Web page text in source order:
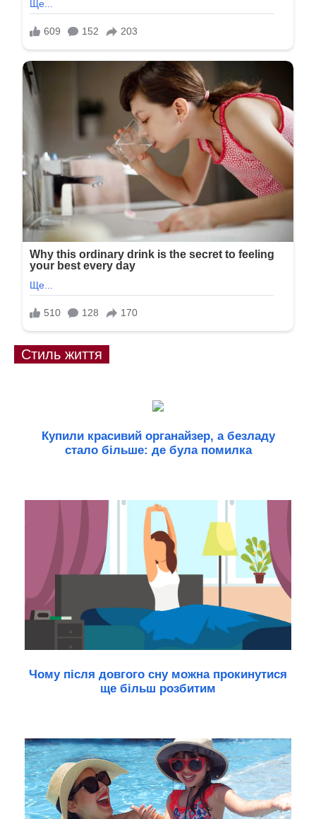
Стиль життя
Купили красивий органайзер, а безладу
стало більше: де була помилка
Чому після довгого сну можна прокинутися
ще більш розбитим